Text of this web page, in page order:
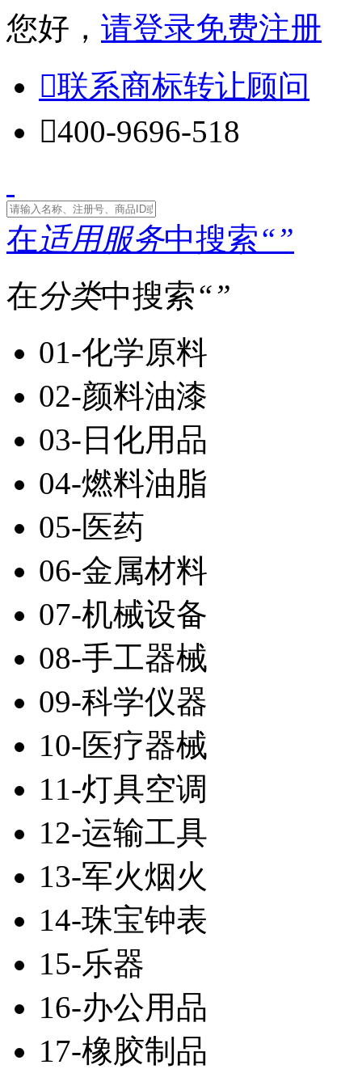
您好， 请登录免费注册
联系商标转让顾问
400-9696-518
在适用服务中搜索“”
在分类中搜索“”
01-化学原料
02-颜料油漆
03-日化用品
04-燃料油脂
05-医药
06-金属材料
07-机械设备
08-手工器械
09-科学仪器
10-医疗器械
11-灯具空调
12-运输工具
13-军火烟火
14-珠宝钟表
15-乐器
16-办公用品
17-橡胶制品